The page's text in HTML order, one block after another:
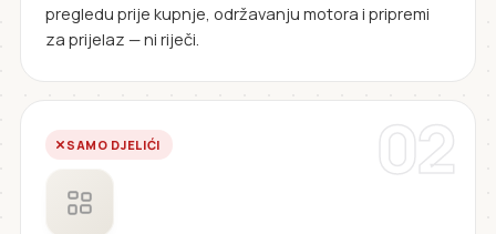
pregledu prije kupnje, održavanju motora i pripremi
za prijelaz — ni riječi.
02
SAMO DJELIĆI